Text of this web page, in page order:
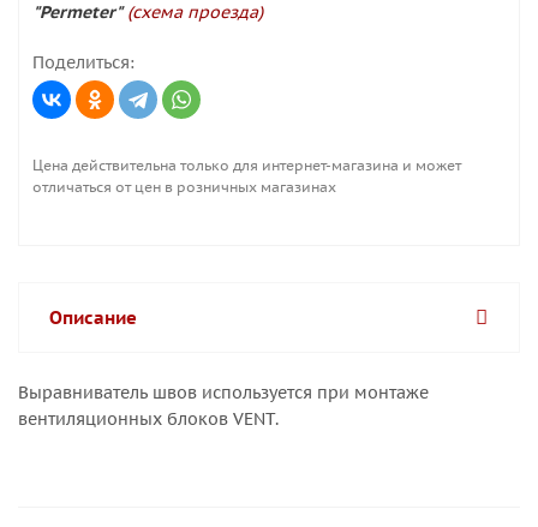
"Permeter" (схема проезда)
Поделиться:
Цена действительна только для интернет-магазина и может
отличаться от цен в розничных магазинах
Описание
Выравниватель швов используется при монтаже
вентиляционных блоков VENT.